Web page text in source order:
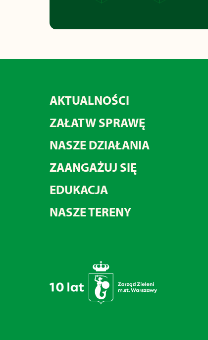
AKTUALNOŚCI
ZAŁATW SPRAWĘ
NASZE DZIAŁANIA
ZAANGAŻUJ SIĘ
EDUKACJA
NASZE TERENY